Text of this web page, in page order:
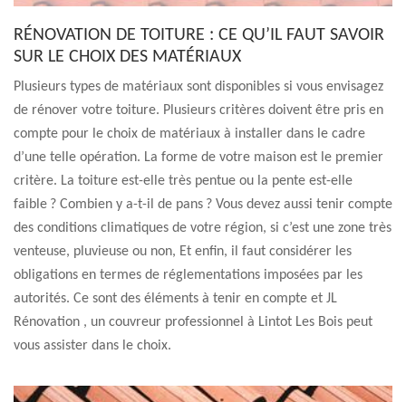
RÉNOVATION DE TOITURE : CE QU’IL FAUT SAVOIR
SUR LE CHOIX DES MATÉRIAUX
Plusieurs types de matériaux sont disponibles si vous envisagez
de rénover votre toiture. Plusieurs critères doivent être pris en
compte pour le choix de matériaux à installer dans le cadre
d’une telle opération. La forme de votre maison est le premier
critère. La toiture est-elle très pentue ou la pente est-elle
faible ? Combien y a-t-il de pans ? Vous devez aussi tenir compte
des conditions climatiques de votre région, si c’est une zone très
venteuse, pluvieuse ou non, Et enfin, il faut considérer les
obligations en termes de réglementations imposées par les
autorités. Ce sont des éléments à tenir en compte et JL
Rénovation , un couvreur professionnel à Lintot Les Bois peut
vous assister dans le choix.